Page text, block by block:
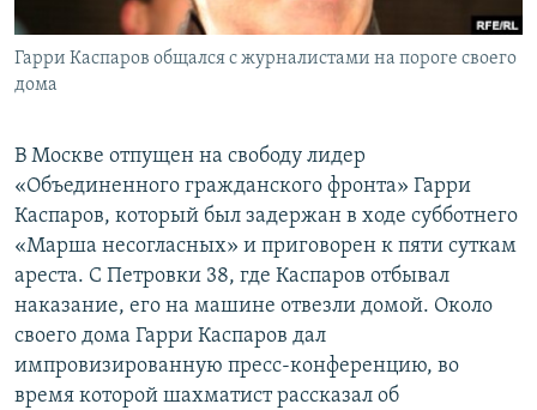
Гарри Каспаров общался с журналистами на пороге своего
дома
В Москве отпущен на свободу лидер
«Объединенного гражданского фронта» Гарри
Каспаров, который был задержан в ходе субботнего
«Марша несогласных» и приговорен к пяти суткам
ареста. С Петровки 38, где Каспаров отбывал
наказание, его на машине отвезли домой. Около
своего дома Гарри Каспаров дал
импровизированную пресс-конференцию, во
время которой шахматист рассказал об